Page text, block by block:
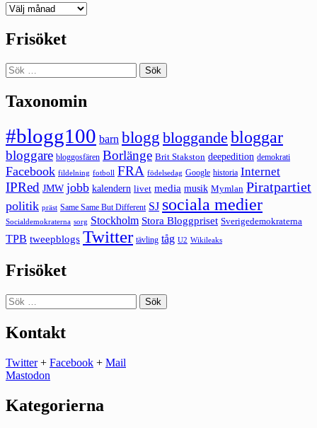
Deepedition
Frisöket
Sök
efter:
Taxonomin
#blogg100 barn blogg bloggande bloggar
bloggare bloggosfären Borlänge Brit Stakston deepedition demokrati
Facebook fildelning fotboll FRA födelsedag Google historia Internet
IPRed JMW jobb kalendern livet media musik Mymlan Piratpartiet
politik präst Same Same But Different SJ sociala medier
Socialdemokraterna sorg Stockholm Stora Bloggpriset Sverigedemokraterna
TPB tweepblogs Twitter tävling tåg U2 Wikileaks
Frisöket
Sök
efter:
Kontakt
Twitter+ Facebook + Mail
Mastodon
Kategorierna